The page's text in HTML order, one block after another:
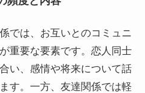
では、お互いとのコミュニ
重要な要素です。恋人同士
い、感情や将来について話
す。一方、友達関係では軽